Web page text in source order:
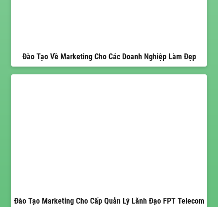
Đào Tạo Về Marketing Cho Các Doanh Nghiệp Làm Đẹp
Đào Tạo Marketing Cho Cấp Quản Lý Lãnh Đạo FPT Telecom